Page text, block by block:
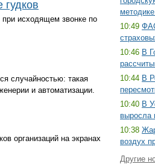
при исходящем звонке по
случайностью: такая
и автоматизации.
организаций на экранах
10:49
10:46 В
10:44 В
10:40 В
выросла
10:38
воздух
Другие